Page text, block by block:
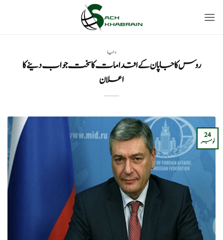
دنیا
روس کا جاپان کے اقدامات کا سخت جواب دینے کا
اعلان
24
نومبر